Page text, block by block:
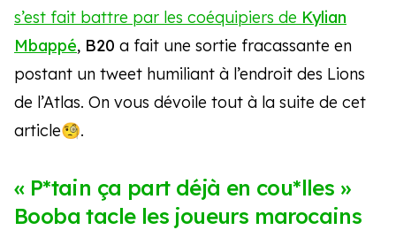
s’est fait battre par les coéquipiers de Kylian
Mbappé, B20 a fait une sortie fracassante en
postant un tweet humiliant à l’endroit des Lions
de l’Atlas. On vous dévoile tout à la suite de cet
article🧐.
« P*tain ça part déjà en cou*lles »
Booba tacle les joueurs marocains